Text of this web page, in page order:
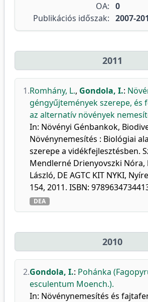
OA: 0
Publikációs időszak: 2007-
2011
1.Romhány, L., Gondola, I.:
géngyűjtemények szerepe, és
az alternatív növények
In: Növényi Génbankok,
Növénynemesítés : Biológiai
szerepe a vidékfejlesztésben.
Mendlerné Drienyovszki Nóra,
László, DE AGTC KIT NYKI,
154, 2011. ISBN:
DEA
2010
2.Gondola, I.: Pohánka
esculentum Moench.).
In: Növénynemesítés és